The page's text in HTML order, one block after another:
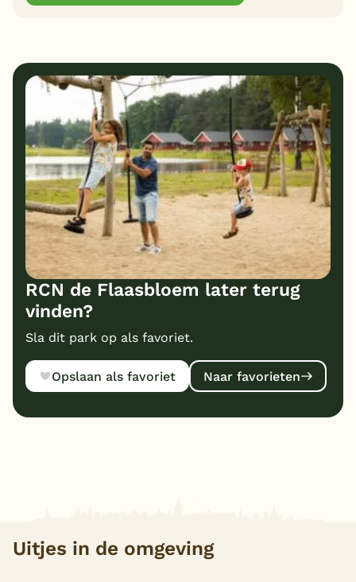
RCN de Flaasbloem later terug
vinden?
Sla dit park op als favoriet.
Opslaan als favoriet Naar favorieten
Uitjes in de omgeving